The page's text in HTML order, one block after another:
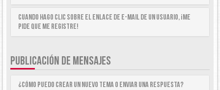
Cuando hago clic sobre el enlace de e-mail de un usuario, ¡me
pide que me registre!
PUBLICACIÓN DE MENSAJES
¿Cómo puedo crear un nuevo tema o enviar una respuesta?